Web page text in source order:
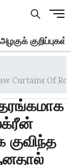
M
u
t
o
n
அழகுக் குறிப்புகள்
Curtains Of
குவிந்த